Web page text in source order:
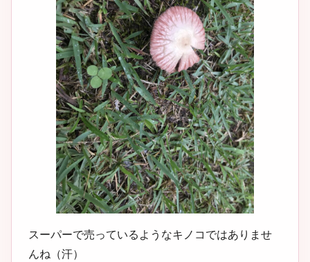
スーパーで売っているようなキノコではありませ
んね（汗）